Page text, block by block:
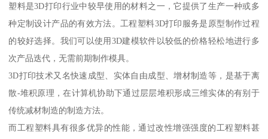
塑料是3D打印行业中较早使用的材料之一，它提供了生产一种或多
种定制设计产品的有效方法。工程塑料3D打印服务是原型制作过程
的较好选择。我们可以使用3D建模软件以较低的价格轻松地进行多
次产品迭代，无需前期制作模具。
3D打印技术又名快速成型、实体自由成型、增材制造等，是基于离
散-堆积原理，在计算机协助下通过层层堆积形成三维实体的有别于
传统减材制造的制造方法。
而工程塑料具有很多优异的性能，通过改性增强强度的工程塑料甚